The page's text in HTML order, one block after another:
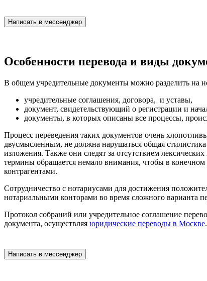
Написать в мессенджер
Особенности перевода и виды
В общем учредительные документы можно разделить на
учредительные соглашения, договора, и уставы,
документ, свидетельствующий о регистрации и
документы, в которых описаны все процессы,
Процесс переведения таких документов очень
двусмысленным, не должна нарушаться общая
изложения. Также они следят за отсутствием
термины обращается немало внимания, чтобы в
контрагентами.
Сотрудничество с нотариусами для достижения
нотариальными конторами во время сложного варианта
Протокол собраний или учредительное соглашение
документа, осуществляя юридические переводы в Москве.
Написать в мессенджер